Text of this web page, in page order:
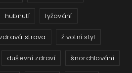
hubnutí lyžování
zdravá strava životní styl
duševní zdraví šnorchlování